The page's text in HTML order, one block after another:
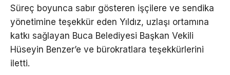
Süreç boyunca sabır gösteren işçilere ve sendika
yönetimine teşekkür eden Yıldız, uzlaşı ortamına
katkı sağlayan Buca Belediyesi Başkan Vekili
Hüseyin Benzer’e ve bürokratlara teşekkürlerini
iletti.